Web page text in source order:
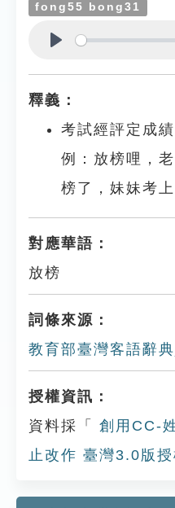
fong55 bong31
釋義：
考試經評定成
例：放榜哩，
榜了，妹妹考上
對應華語：
放榜
詞條來源：
教育部臺灣客語辭
授權資訊：
資料採「
創用CC-
止改作 臺灣3.0版授